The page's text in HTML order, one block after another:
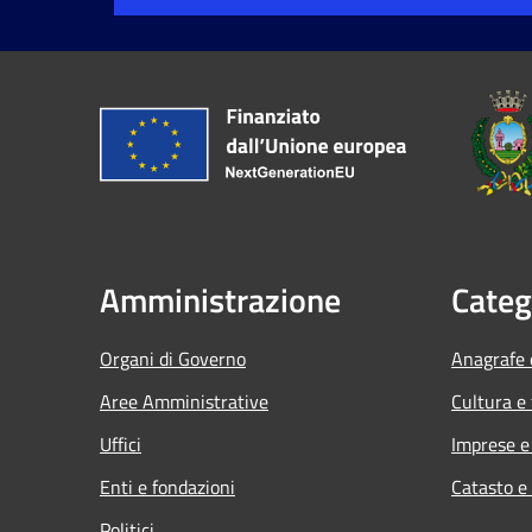
Amministrazione
Organi di Governo
Aree Amministrative
Uffici
Enti e fondazioni
Cultura
Imprese
Catasto